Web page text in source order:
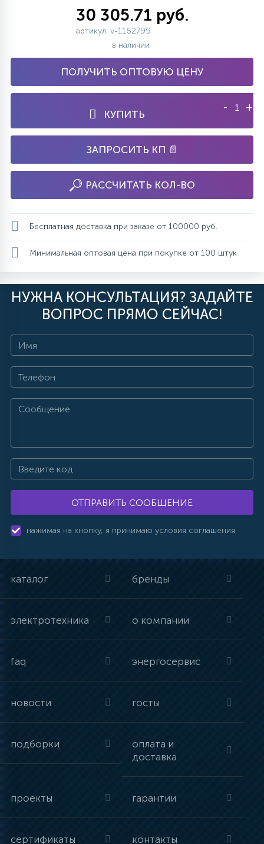
30 305.71 руб.
артикул: v-1162799
в наличии
ПОЛУЧИТЬ ОПТОВУЮ ЦЕНУ
КУПИТЬ
- +
ЗАПРОСИТЬ КП 📄
РАССЧИТАТЬ КОЛ-ВО
Бесплатная доставка при заказе от 100000 руб.
Минимальная оптовая цена при покупке от 100 штук
НУЖНА КОНСУЛЬТАЦИЯ? ЗАДАЙТЕ
ВОПРОС ПРЯМО СЕЙЧАС!
ОТПРАВИТЬ СООБЩЕНИЕ
нажимая на кнопку, я принимаю условия соглашения.
каталог бренды
электротехника о компании
faq энергосервис
новости госты
подборки
оплата и
доставка
проекты гарантии
сертификаты контакты